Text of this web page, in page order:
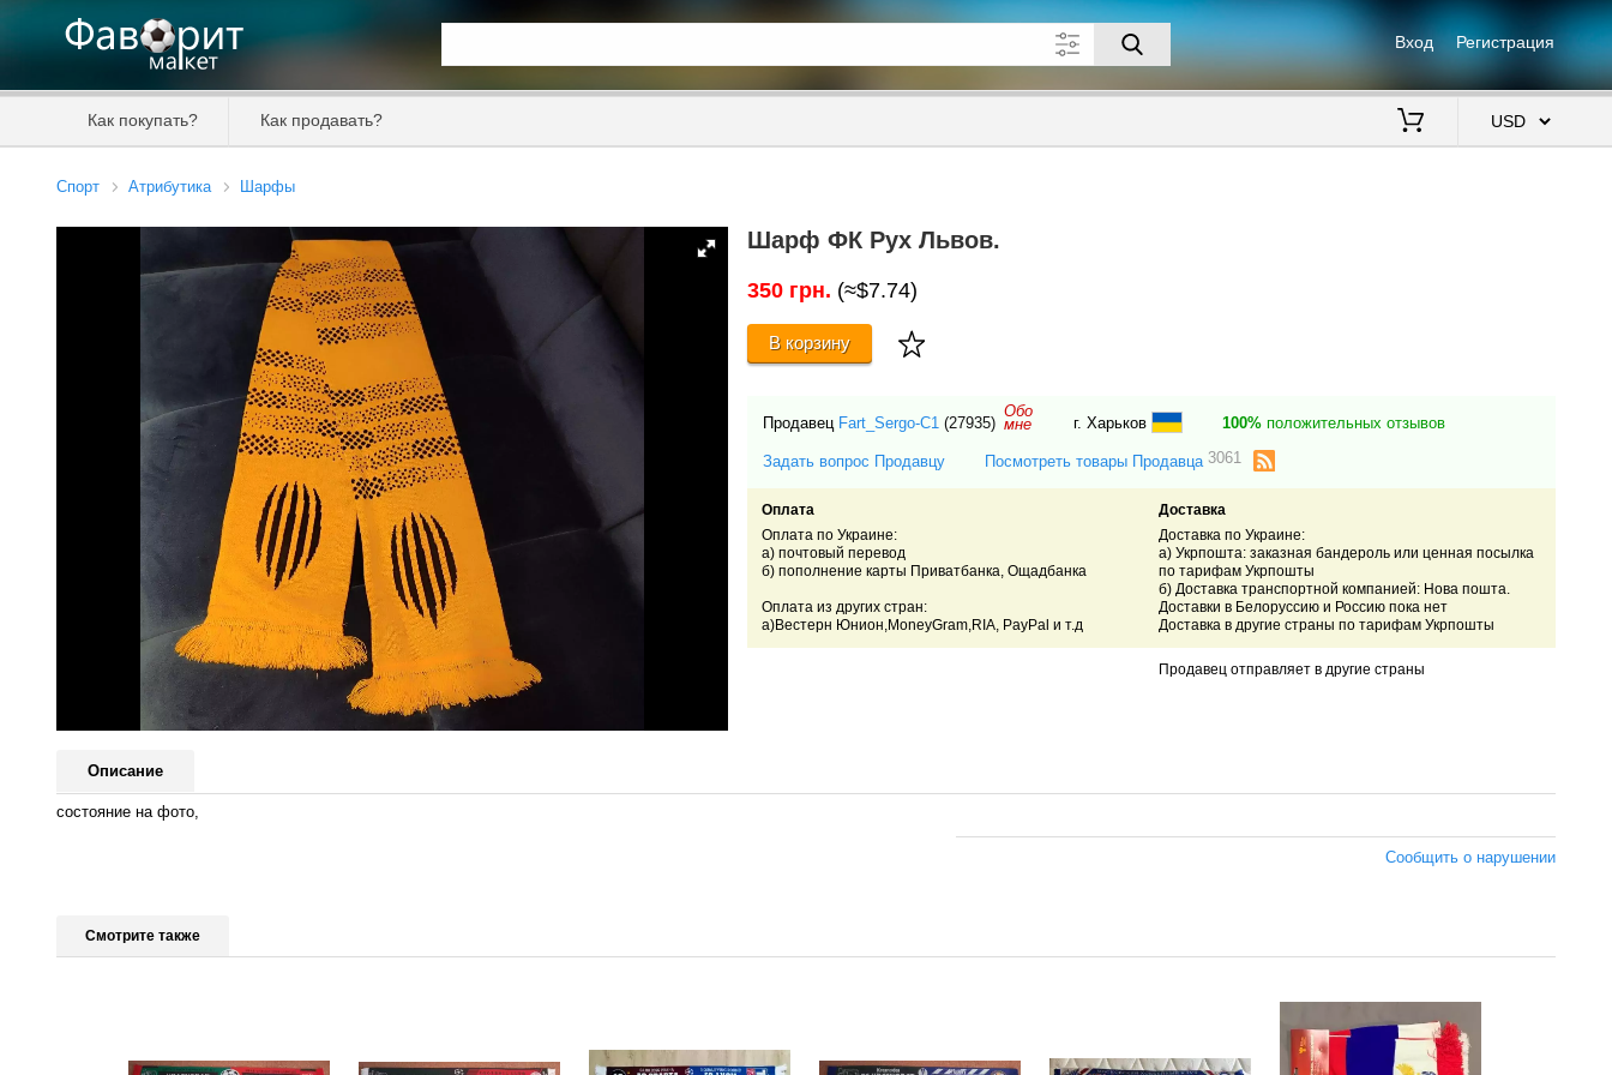
Вход Регистрация
Как покупать? Как продавать?
Спорт Атрибутика Шарфы
Шарф ФК Рух Львов.
350 грн. (≈$7.74)
В корзину
Продавец Fart_Sergo-C1 (27935)
Обо
мне г. Харьков 100%положительных отзывов
Задать вопрос Продавцу Посмотреть товары Продавца 3061
Оплата
Оплата по Украине:
а) почтовый перевод
б) пополнение карты Приватбанка, Ощадбанка
Оплата из других стран:
а)Вестерн Юнион,MoneyGram,RIA, PayPal и т.д
Доставка
Доставка по Украине:
а) Укрпошта: заказная бандероль или ценная посылка
по тарифам Укрпошты
б) Доставка транспортной компанией: Нова пошта.
Доставки в Белоруссию и Россию пока нет
Доставка в другие страны по тарифам Укрпошты
Продавец отправляет в другие страны
Описание
состояние на фото,
Сообщить о нарушении
Смотрите также